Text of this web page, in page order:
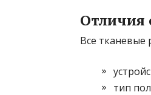
Отличия
Все тканевые
тип